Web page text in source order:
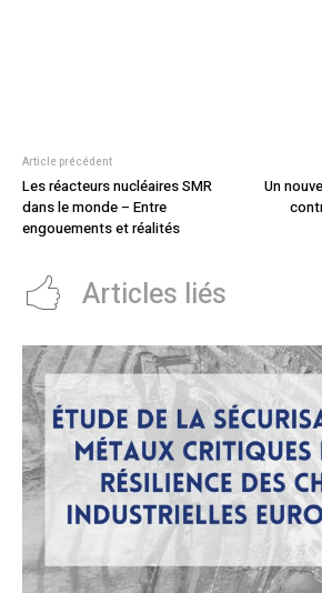
Article précédent
Les réacteurs nucléaires SMR
dans le monde – Entre
engouements et réalités
Un
Articles liés